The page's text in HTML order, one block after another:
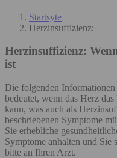
Startsyte
Herzinsuffizienz:
Herzinsuffizienz:
ist
Die folgenden
bedeutet, wenn das Herz
kann, was auch als
beschriebenen Symptome
Sie erhebliche
Symptome anhalten und Sie
bitte an Ihren Arzt.